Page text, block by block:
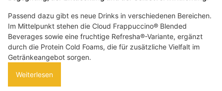
Passend dazu gibt es neue Drinks in verschiedenen Bereichen.
Im Mittelpunkt stehen die Cloud Frappuccino® Blended
Beverages sowie eine fruchtige Refresha®-Variante, ergänzt
durch die Protein Cold Foams, die für zusätzliche Vielfalt im
Getränkeangebot sorgen.
Weiterlesen